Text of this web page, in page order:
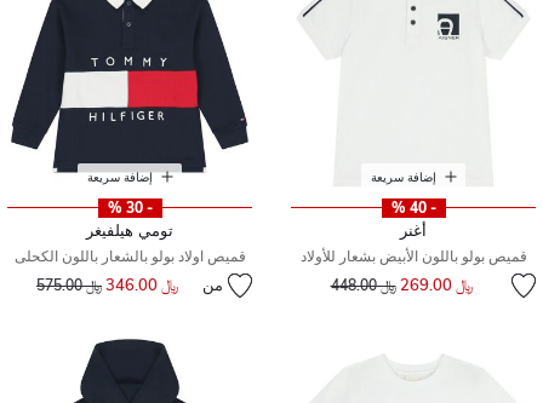
إضافة سريعة
- 40 %
أغنر
قميص بولو باللون الأبيض بشعار للأولاد
﷼ 269.00 سعر مخفض من﷼ 448.00
إضافة سريعة
- 30 %
تومي هيلفيغر
قميص اولاد بولو بالشعار باللون الكحلى
من ﷼ 346.00 سعر مخفض من
﷼ 575.00 إلى